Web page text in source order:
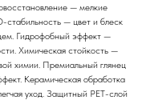
— мелкие
стабильность — цвет и блеск
Гидрофобный эффект —
Химическая стойкость —
химии. Премиальный глянец
Керамическая обработка
уход. Защитный PET-слой